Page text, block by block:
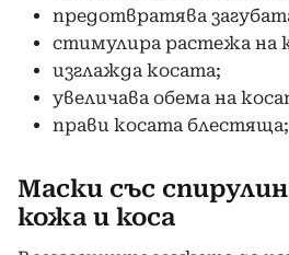
предотвратява
стимулира растежа на
изглажда косата;
увеличава обема на
прави косата блестяща;
Маски със
кожа и коса